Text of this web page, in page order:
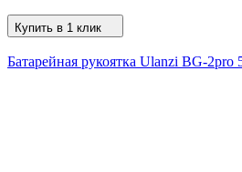
Купить в 1 клик
Батарейная рукоятка Ulanzi BG-